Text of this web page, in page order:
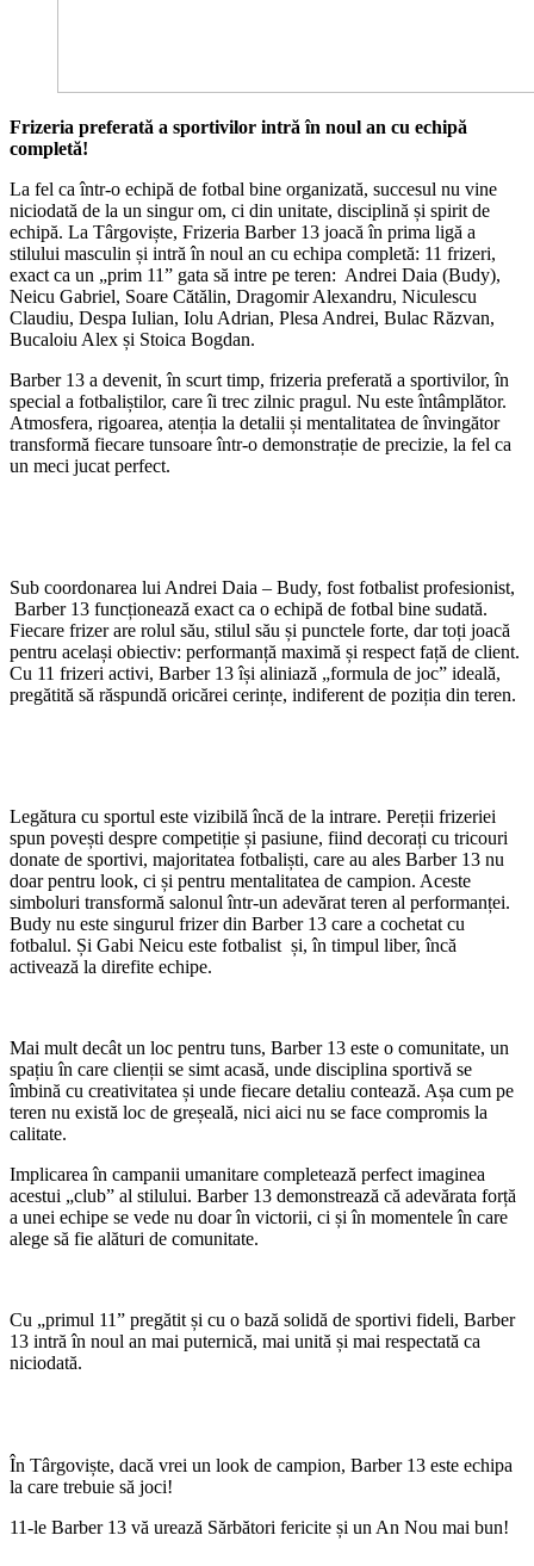
Frizeria preferată a sportivilor intră în noul an cu echipă
completă!
La fel ca într-o echipă de fotbal bine organizată, succesul nu vine
niciodată de la un singur om, ci din unitate, disciplină și spirit de
echipă. La Târgoviște, Frizeria Barber 13 joacă în prima ligă a
stilului masculin și intră în noul an cu echipa completă: 11 frizeri,
exact ca un „prim 11” gata să intre pe teren: Andrei Daia (Budy),
Neicu Gabriel, Soare Cătălin, Dragomir Alexandru, Niculescu
Claudiu, Despa Iulian, Iolu Adrian, Plesa Andrei, Bulac Răzvan,
Bucaloiu Alex și Stoica Bogdan.
Barber 13 a devenit, în scurt timp, frizeria preferată a sportivilor, în
special a fotbaliștilor, care îi trec zilnic pragul. Nu este întâmplător.
Atmosfera, rigoarea, atenția la detalii și mentalitatea de învingător
transformă fiecare tunsoare într-o demonstrație de precizie, la fel ca
un meci jucat perfect.
Sub coordonarea lui Andrei Daia – Budy, fost fotbalist profesionist,
Barber 13 funcționează exact ca o echipă de fotbal bine sudată.
Fiecare frizer are rolul său, stilul său și punctele forte, dar toți joacă
pentru același obiectiv: performanță maximă și respect față de client.
Cu 11 frizeri activi, Barber 13 își aliniază „formula de joc” ideală,
pregătită să răspundă oricărei cerințe, indiferent de poziția din teren.
Legătura cu sportul este vizibilă încă de la intrare. Pereții frizeriei
spun povești despre competiție și pasiune, fiind decorați cu tricouri
donate de sportivi, majoritatea fotbaliști, care au ales Barber 13 nu
doar pentru look, ci și pentru mentalitatea de campion. Aceste
simboluri transformă salonul într-un adevărat teren al performanței.
Budy nu este singurul frizer din Barber 13 care a cochetat cu
fotbalul. Și Gabi Neicu este fotbalist și, în timpul liber, încă
activează la direfite echipe.
Mai mult decât un loc pentru tuns, Barber 13 este o comunitate, un
spațiu în care clienții se simt acasă, unde disciplina sportivă se
îmbină cu creativitatea și unde fiecare detaliu contează. Așa cum pe
teren nu există loc de greșeală, nici aici nu se face compromis la
calitate.
Implicarea în campanii umanitare completează perfect imaginea
acestui „club” al stilului. Barber 13 demonstrează că adevărata forță
a unei echipe se vede nu doar în victorii, ci și în momentele în care
alege să fie alături de comunitate.
Cu „primul 11” pregătit și cu o bază solidă de sportivi fideli, Barber
13 intră în noul an mai puternică, mai unită și mai respectată ca
niciodată.
În Târgoviște, dacă vrei un look de campion, Barber 13 este echipa
la care trebuie să joci!
11-le Barber 13 vă urează Sărbători fericite și un An Nou mai bun!